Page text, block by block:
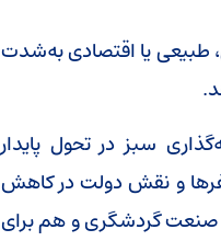
طبیعی یا اقتصادی به‌شدت
سبز در تحول پایدار
و نقش دولت در کاهش
گردشگری و هم برای